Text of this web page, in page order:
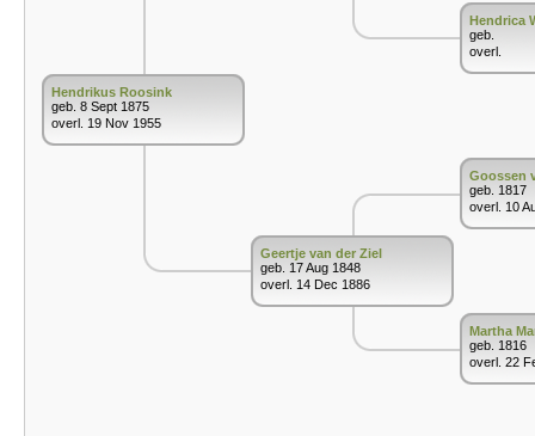
Hendrikus Roosink
geb. 8 Sept 1875
overl. 19 Nov 1955
Geertje van der Ziel
geb. 17 Aug 1848
overl. 14 Dec 1886
Hendrica
geb.
overl.
Goossen
geb. 1817
overl. 10
Martha
geb. 1816
overl. 22